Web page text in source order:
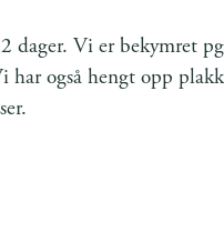
dager. Vi er bekymret
også hengt opp